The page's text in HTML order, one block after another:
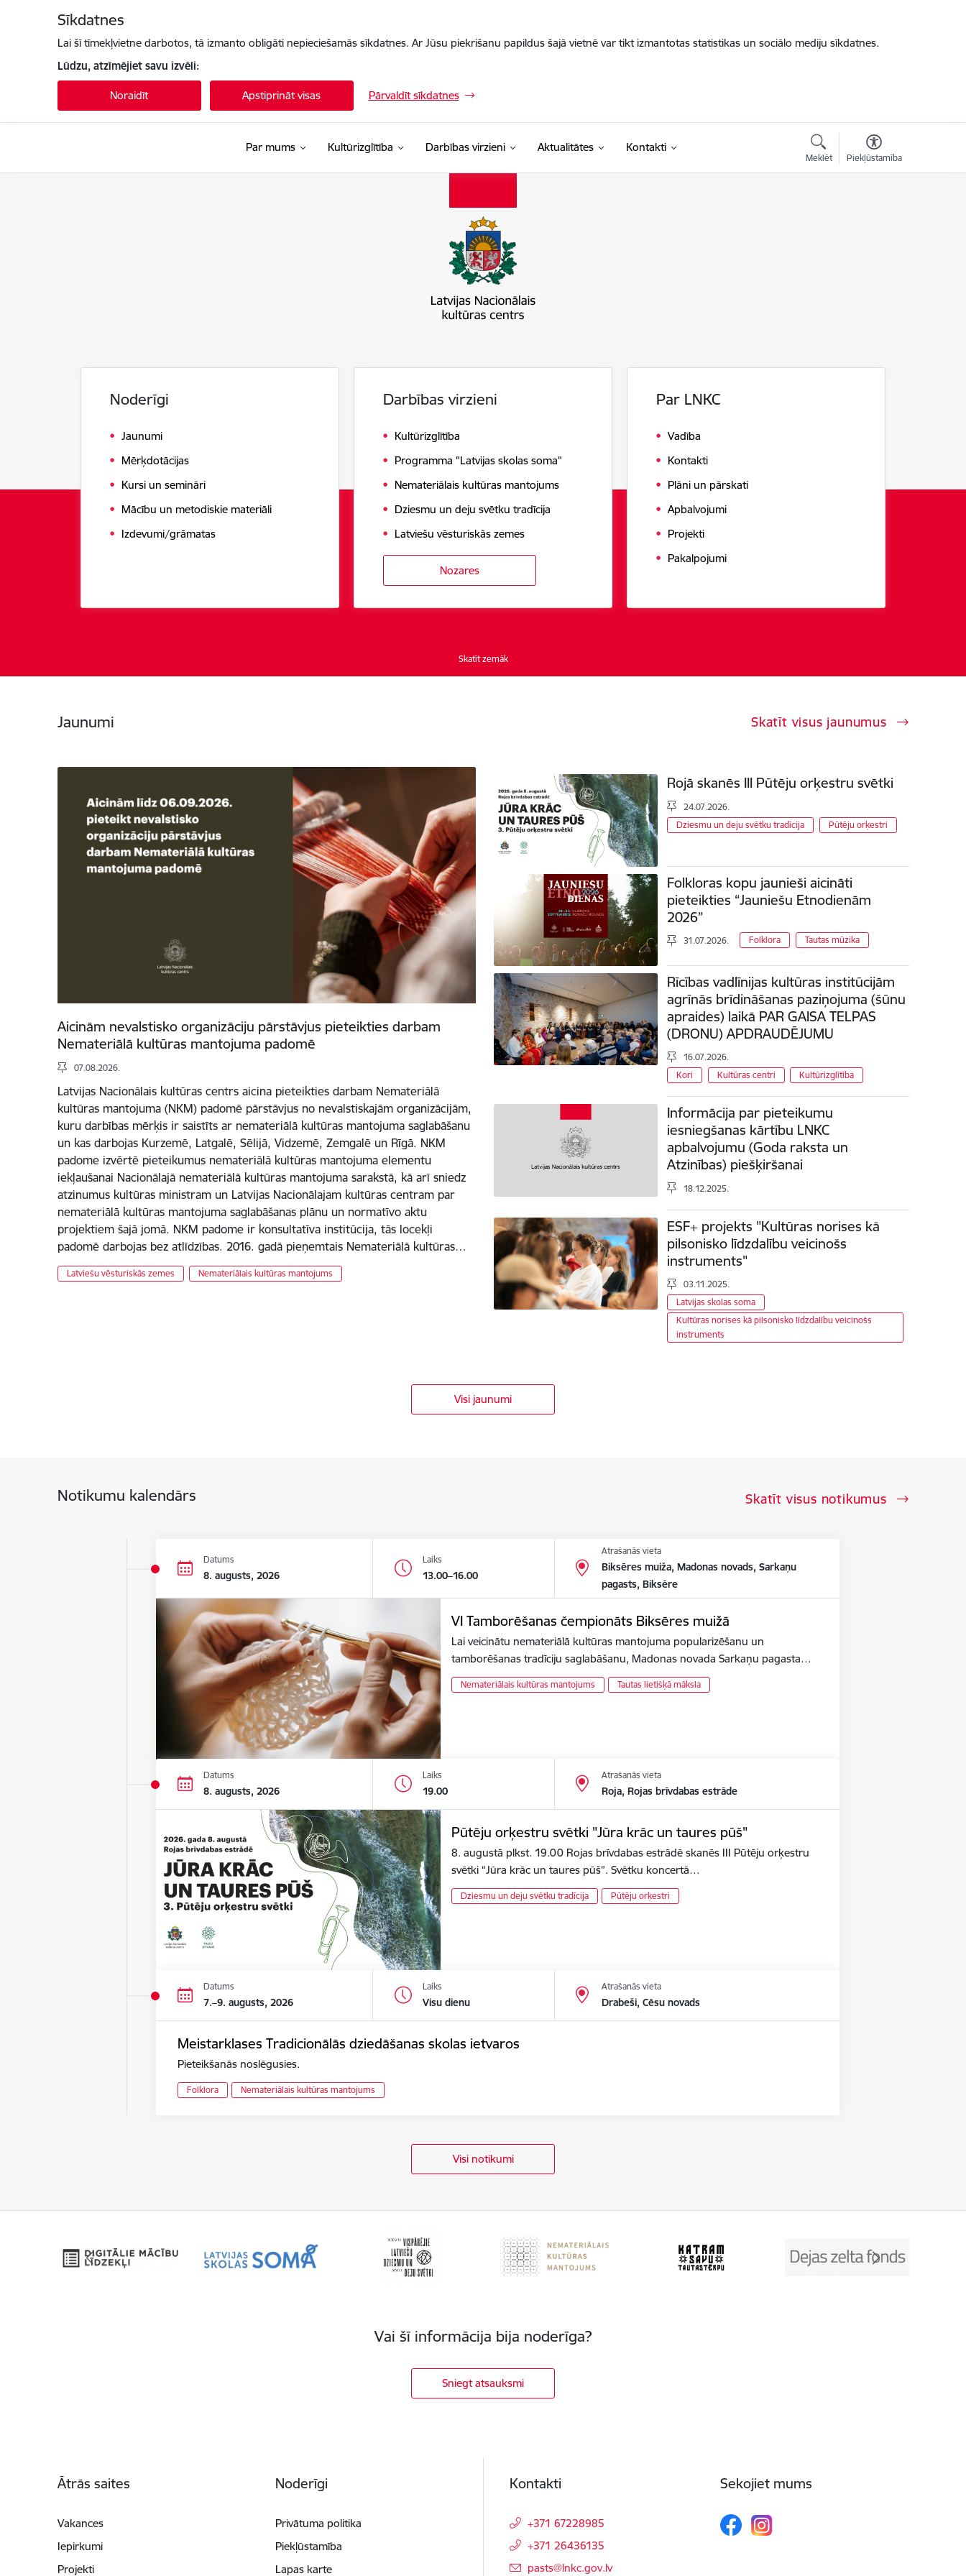
Sīkdatnes
Lai šī tīmekļvietne darbotos, tā izmanto obligāti nepieciešamās sīkdatnes. Ar Jūsu piekrišanu papildus šajā vietnē var tikt izmantotas statistikas un sociālo mediju sīkdatnes.
Lūdzu, atzīmējiet savu izvēli:
Noraidīt Apstiprināt visas Pārvaldīt sīkdatnes
Par mums Kultūrizglītība Darbības virzieni Aktualitātes Kontakti
Meklēt Piekļūstamība
Noderīgi
Jaunumi
Mērķdotācijas
Kursi un semināri
Mācību un metodiskie materiāli
Izdevumi/grāmatas
Darbības virzieni
Kultūrizglītība
Programma "Latvijas skolas soma"
Nemateriālais kultūras mantojums
Dziesmu un deju svētku tradīcija
Latviešu vēsturiskās zemes
Nozares
Par LNKC
Vadība
Kontakti
Plāni un pārskati
Apbalvojumi
Projekti
Pakalpojumi
Skatīt zemāk
Jaunumi Skatīt visus jaunumus
Aicinām nevalstisko organizāciju pārstāvjus pieteikties darbam
Nemateriālā kultūras mantojuma padomē
07.08.2026.
Latvijas Nacionālais kultūras centrs aicina pieteikties darbam Nemateriālā
kultūras mantojuma (NKM) padomē pārstāvjus no nevalstiskajām organizācijām,
kuru darbības mērķis ir saistīts ar nemateriālā kultūras mantojuma saglabāšanu
un kas darbojas Kurzemē, Latgalē, Sēlijā, Vidzemē, Zemgalē un Rīgā. NKM
padome izvērtē pieteikumus nemateriālā kultūras mantojuma elementu
iekļaušanai Nacionālajā nemateriālā kultūras mantojuma sarakstā, kā arī sniedz
atzinumus kultūras ministram un Latvijas Nacionālajam kultūras centram par
nemateriālā kultūras mantojuma saglabāšanas plānu un normatīvo aktu
projektiem šajā jomā. NKM padome ir konsultatīva institūcija, tās locekļi
padomē darbojas bez atlīdzības. 2016. gadā pieņemtais Nemateriālā kultūras…
Latviešu vēsturiskās zemes Nemateriālais kultūras mantojums
Rojā skanēs III Pūtēju orķestru svētki
24.07.2026.
Dziesmu un deju svētku tradīcija
Pūtēju orķestri
Folkloras kopu jaunieši aicināti
pieteikties “Jauniešu Etnodienām
2026”
31.07.2026. Folklora Tautas mūzika
Rīcības vadlīnijas kultūras institūcijām
agrīnās brīdināšanas paziņojuma (šūnu
apraides) laikā PAR GAISA TELPAS
(DRONU) APDRAUDĒJUMU
16.07.2026.
Kori
Kultūras centri Kultūrizglītība
Informācija par pieteikumu
iesniegšanas kārtību LNKC
apbalvojumu (Goda raksta un
Atzinības) piešķiršanai
18.12.2025.
ESF+ projekts "Kultūras norises kā
pilsonisko līdzdalību veicinošs
instruments"
03.11.2025.
Latvijas skolas soma
Kultūras norises kā pilsonisko līdzdalību veicinošs
instruments
Visi jaunumi
Notikumu kalendārs Skatīt visus notikumus
Datums
8. augusts, 2026
Laiks
13.00–16.00
Atrašanās vieta
Biksēres muiža, Madonas novads, Sarkaņu
pagasts, Biksēre
VI Tamborēšanas čempionāts Biksēres muižā
Lai veicinātu nemateriālā kultūras mantojuma popularizēšanu un
tamborēšanas tradīciju saglabāšanu, Madonas novada Sarkaņu pagasta…
Nemateriālais kultūras mantojums Tautas lietišķā māksla
Datums
8. augusts, 2026
Laiks
19.00
Atrašanās vieta
Roja, Rojas brīvdabas estrāde
Pūtēju orķestru svētki "Jūra krāc un taures pūš"
8. augustā plkst. 19.00 Rojas brīvdabas estrādē skanēs III Pūtēju orķestru
svētki “Jūra krāc un taures pūš”. Svētku koncertā…
Dziesmu un deju svētku tradīcija Pūtēju orķestri
Datums
7.–9. augusts, 2026
Laiks
Visu dienu
Atrašanās vieta
Drabeši, Cēsu novads
Meistarklases Tradicionālās dziedāšanas skolas ietvaros
Pieteikšanās noslēgusies.
Folklora Nemateriālais kultūras mantojums
Visi notikumi
Vai šī informācija bija noderīga?
Sniegt atsauksmi
Ātrās saites
Vakances
Iepirkumi
Projekti
Noderīgi
Privātuma politika
Piekļūstamība
Lapas karte
Kontakti
+371 67228985
+371 26436135
E-pasts:
pasts@lnkc.gov.lv
Sekojiet mums